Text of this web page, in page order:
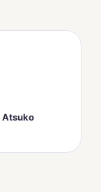
Atsuko